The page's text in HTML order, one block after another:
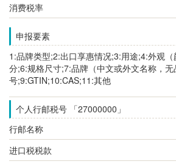
消费税率
申报要素
1:品牌类型;2:出口享惠情况;3:用途;4:外观
分;6:规格尺寸;7:品牌（中文或外文名称，
号;9:GTIN;10:CAS;11:其他
个人行邮税号 「27000000」
行邮名称
进口税税款